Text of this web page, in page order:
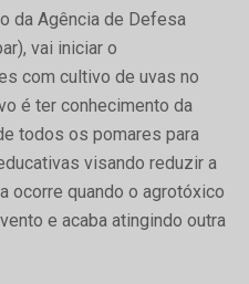
da Agência de Defesa
vai iniciar o
com cultivo de uvas no
é ter conhecimento da
todos os pomares para
visando reduzir a
ocorre quando o agrotóxico
e acaba atingindo outra